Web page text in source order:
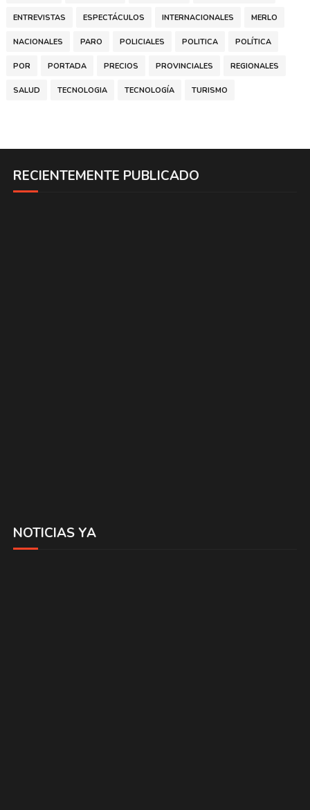
ENTREVISTAS ESPECTÁCULOS INTERNACIONALES MERLO
NACIONALES PARO POLICIALES POLITICA POLÍTICA
POR PORTADA PRECIOS PROVINCIALES REGIONALES
SALUD TECNOLOGIA TECNOLOGÍA TURISMO
RECIENTEMENTE PUBLICADO
NOTICIAS YA